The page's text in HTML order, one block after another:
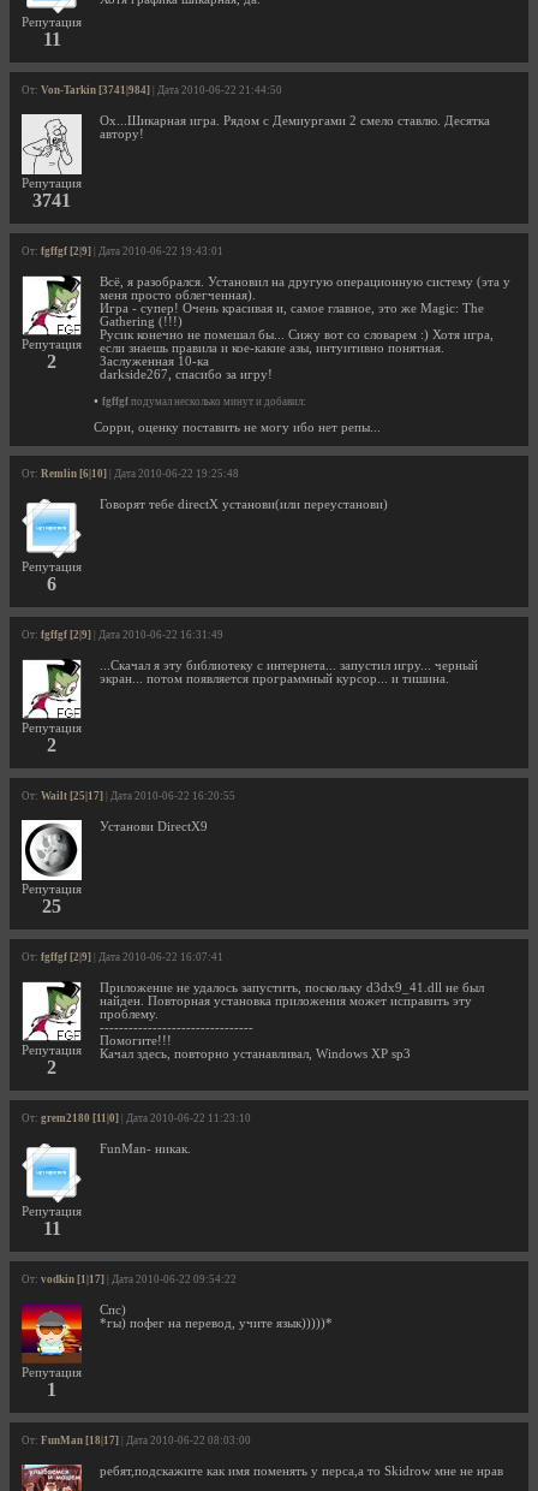
Репутация
11
От: Von-Tarkin [3741|984] | Дата 2010-06-22 21:44:50
Репутация
3741
Ох...Шикарная игра. Рядом с Демиургами 2 смело ставлю. Десятка
автору!
От: fgffgf [2|9] | Дата 2010-06-22 19:43:01
Репутация
2
Всё, я разобрался. Установил на другую операционную систему (эта у
меня просто облегченная).
Игра - супер! Очень красивая и, самое главное, это же Magic: The
Gathering (!!!)
Русик конечно не помешал бы... Сижу вот со словарем :) Хотя игра,
если знаешь правила и кое-какие азы, интуитивно понятная.
Заслуженная 10-ка
darkside267, спасибо за игру!
• fgffgf подумал несколько минут и добавил:
Сорри, оценку поставить не могу ибо нет репы...
От: Remlin [6|10] | Дата 2010-06-22 19:25:48
Репутация
6
Говорят тебе directX установи(или переустанови)
От: fgffgf [2|9] | Дата 2010-06-22 16:31:49
Репутация
2
...Скачал я эту библиотеку с интернета... запустил игру... черный
экран... потом появляется программный курсор... и тишина.
От: Wailt [25|17] | Дата 2010-06-22 16:20:55
Репутация
25
Установи DirectX9
От: fgffgf [2|9] | Дата 2010-06-22 16:07:41
Репутация
2
Приложение не удалось запустить, поскольку d3dx9_41.dll не был
найден. Повторная установка приложения может исправить эту
проблему.
--------------------------------
Помогите!!!
Качал здесь, повторно устанавливал, Windows XP sp3
От: grem2180 [11|0] | Дата 2010-06-22 11:23:10
Репутация
11
FunMan- никак.
От: vodkin [1|17] | Дата 2010-06-22 09:54:22
Репутация
1
Спс)
*гы) пофег на перевод, учите язык)))))*
От: FunMan [18|17] | Дата 2010-06-22 08:03:00
ребят,подскажите как имя поменять у перса,а то Skidrow мне не нрав